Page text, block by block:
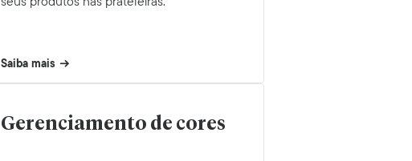
Saiba mais
Gerenciamento de cores